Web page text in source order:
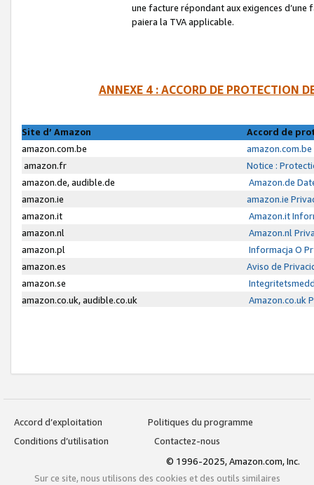
une facture répondant aux exigences
paiera la TVA applicable.
ANNEXE 4 : ACCORD DE PROTECTION
Site d’ Amazon
Accord de
amazon.com.be
amazon.fr
Notice :
amazon.de, audible.de
Amazon.de
amazon.ie
amazon.ie
amazon.it
Amazon.it
amazon.nl
Amazon.nl
amazon.pl
Informacja O
amazon.es
Aviso de
amazon.se
amazon.co.uk, audible.co.uk
Amazon.co.uk
Accord d’exploitation
Politiques du programme
Conditions d’utilisation
Contactez-nous
© 1996-2025, Amazon.com, Inc.
Sur ce site, nous utilisons des cookies et des outils similaires